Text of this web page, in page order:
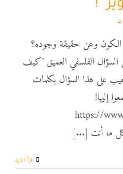
!
وعن حقيقة وجوده؟
الفلسفي العميق "كيف
على هذا السؤال بكلمات
إليها!
https://